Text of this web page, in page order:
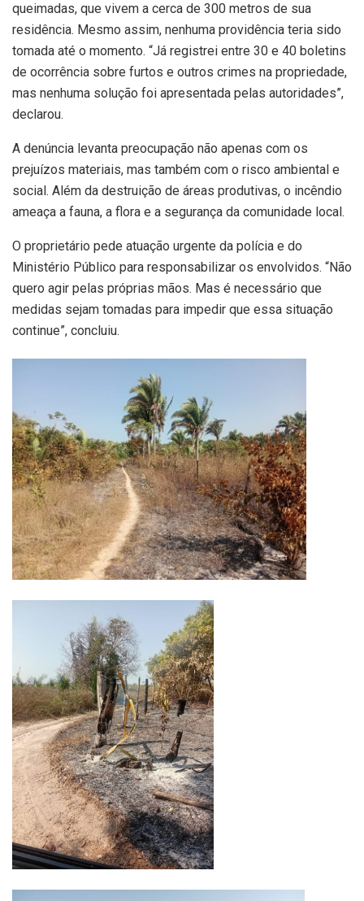
queimadas, que vivem a cerca de 300 metros de sua
residência. Mesmo assim, nenhuma providência teria sido
tomada até o momento. “Já registrei entre 30 e 40 boletins
de ocorrência sobre furtos e outros crimes na propriedade,
mas nenhuma solução foi apresentada pelas autoridades”,
declarou.
A denúncia levanta preocupação não apenas com os
prejuízos materiais, mas também com o risco ambiental e
social. Além da destruição de áreas produtivas, o incêndio
ameaça a fauna, a flora e a segurança da comunidade local.
O proprietário pede atuação urgente da polícia e do
Ministério Público para responsabilizar os envolvidos. “Não
quero agir pelas próprias mãos. Mas é necessário que
medidas sejam tomadas para impedir que essa situação
continue”, concluiu.